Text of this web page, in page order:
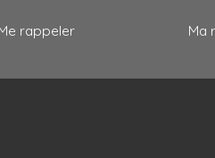
rappeler Ma